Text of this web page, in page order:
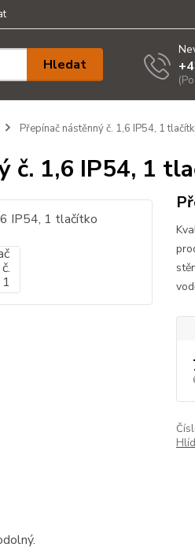
Hledat
Přepínač nástěnný č. 1,6 IP54, 1
č. 1,6 IP54, 1